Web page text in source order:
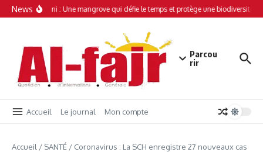
Aller au contenu
News
Simamboini : Une mangrove qui défie le temps et protège une biodiversité
Parcou
rir
Accueil Le journal Mon compte
Accueil / SANTÉ / Coronavirus : La SCH enregistre 27 nouveaux cas